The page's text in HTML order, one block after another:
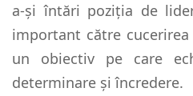
a-și întări poziția de
important către
un obiectiv pe care
determinare și încredere.